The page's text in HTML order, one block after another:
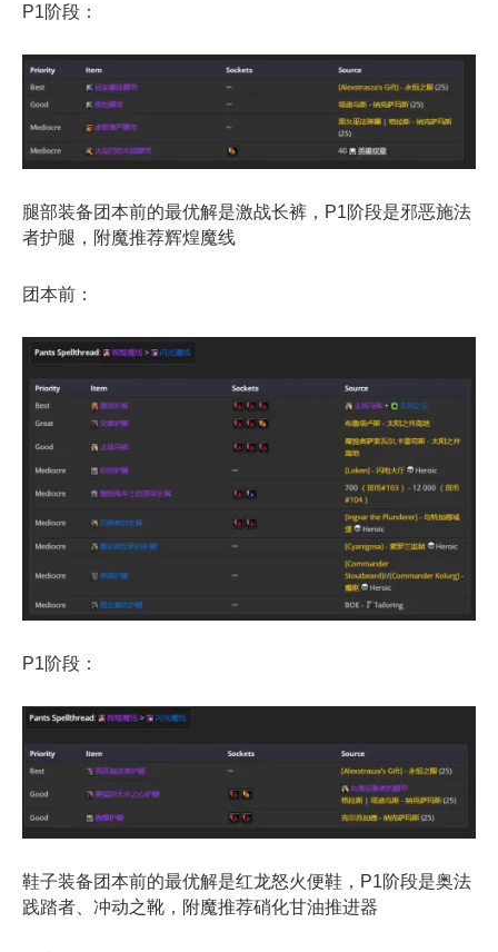
P1阶段：
腿部装备团本前的最优解是激战长裤，P1阶段是邪恶施法
者护腿，附魔推荐辉煌魔线
团本前：
P1阶段：
鞋子装备团本前的最优解是红龙怒火便鞋，P1阶段是奥法
践踏者、冲动之靴，附魔推荐硝化甘油推进器